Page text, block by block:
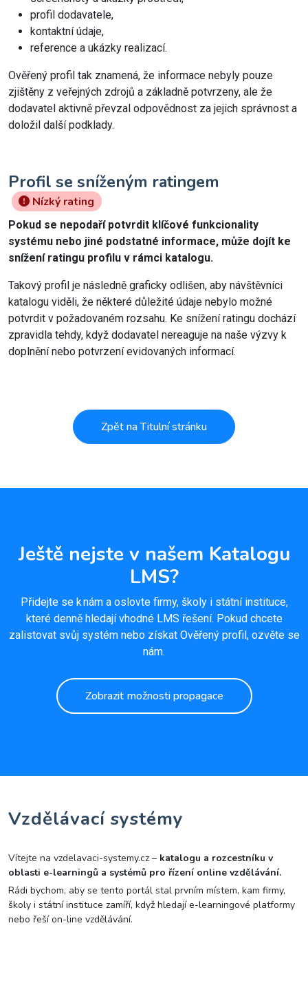
profil dodavatele,
kontaktní údaje,
reference a ukázky realizací.
Ověřený profil tak znamená, že informace nebyly pouze
zjištěny z veřejných zdrojů a základně potvrzeny, ale že
dodavatel aktivně převzal odpovědnost za jejich správnost a
doložil další podklady.
Profil se sníženým ratingem
Nízký rating
Pokud se nepodaří potvrdit klíčové funkcionality
systému nebo jiné podstatné informace, může dojít ke
snížení ratingu profilu v rámci katalogu.
Takový profil je následně graficky odlišen, aby návštěvníci
katalogu viděli, že některé důležité údaje nebylo možné
potvrdit v požadovaném rozsahu. Ke snížení ratingu dochází
zpravidla tehdy, když dodavatel nereaguje na naše výzvy k
doplnění nebo potvrzení evidovaných informací.
Zpět na Titulní stránku
Ještě nejste v našem Katalogu
LMS?
Přidejte se k nám a oslovte firmy, školy i státní instituce,
které denně hledají vhodné LMS řešení. Pokud chcete
zalistovat svůj systém nebo získat Ověřený profil, ozvěte se
nám.
Zobrazit možnosti propagace
Vzdělávací systémy
Vítejte na vzdelavaci-systemy.cz – katalogu a rozcestníku v
oblasti e-learningů a systémů pro řízení online vzdělávání.
Rádi bychom, aby se tento portál stal prvním místem, kam firmy,
školy i státní instituce zamíří, když hledají e-learningové platformy
nebo řeší on-line vzdělávání.